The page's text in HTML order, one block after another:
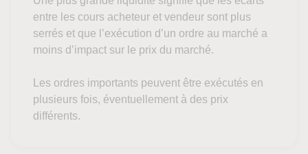
entre les cours acheteur et vendeur sont plus
serrés et que l’exécution d’un ordre au marché a
moins d’impact sur le prix du marché.
Les ordres importants peuvent être exécutés en
plusieurs fois, éventuellement à des prix
différents.